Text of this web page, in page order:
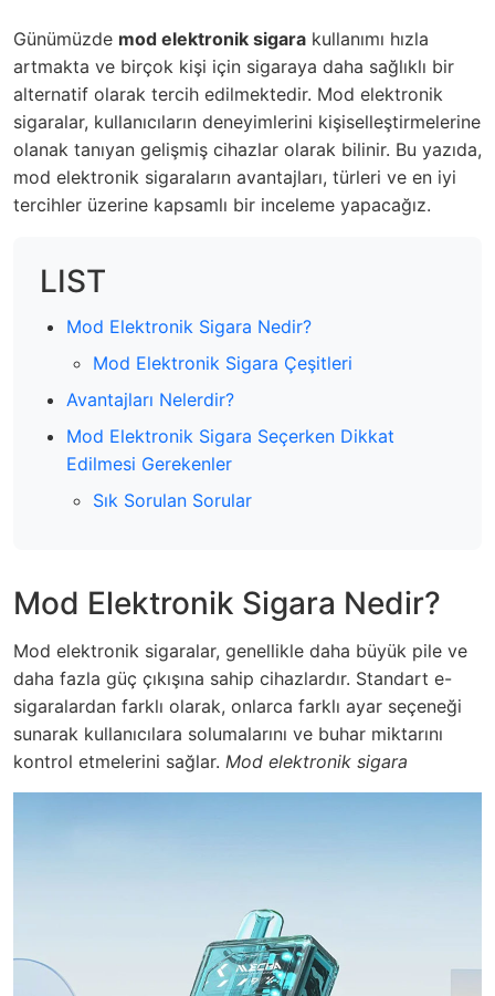
Günümüzde mod elektronik sigara kullanımı hızla
artmakta ve birçok kişi için sigaraya daha sağlıklı bir
alternatif olarak tercih edilmektedir. Mod elektronik
sigaralar, kullanıcıların deneyimlerini kişiselleştirmelerine
olanak tanıyan gelişmiş cihazlar olarak bilinir. Bu yazıda,
mod elektronik sigaraların avantajları, türleri ve en iyi
tercihler üzerine kapsamlı bir inceleme yapacağız.
LIST
Mod Elektronik Sigara Nedir?
Mod Elektronik Sigara Çeşitleri
Avantajları Nelerdir?
Mod Elektronik Sigara Seçerken Dikkat
Edilmesi Gerekenler
Sık Sorulan Sorular
Mod Elektronik Sigara Nedir?
Mod elektronik sigaralar, genellikle daha büyük pile ve
daha fazla güç çıkışına sahip cihazlardır. Standart e-
sigaralardan farklı olarak, onlarca farklı ayar seçeneği
sunarak kullanıcılara solumalarını ve buhar miktarını
kontrol etmelerini sağlar. Mod elektronik sigara